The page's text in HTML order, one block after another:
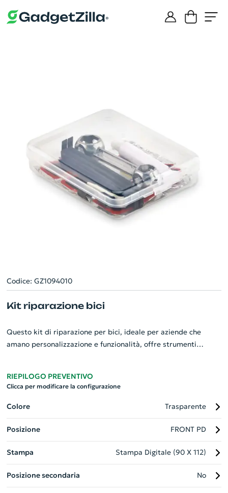
Codice: GZ1094010
Kit riparazione bici
Questo kit di riparazione per bici, ideale per aziende che
amano personalizzazione e funzionalità, offre strumenti
inoltre di una grattugia e cinque pratiche toppe di riparazione.
unico e professionale. Piena affidabilità per le esigenze di ogni
ciclista, conferisce un tocco personale ad ogni viaggio!
RIEPILOGO PREVENTIVO
Clicca per modificare la configurazione
Colore Trasparente
Posizione FRONT PD
Stampa Stampa Digitale (90 X 112)
Posizione secondaria No